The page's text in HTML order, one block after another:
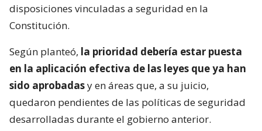
disposiciones vinculadas a seguridad en la
Constitución.
Según planteó, la prioridad debería estar puesta
en la aplicación efectiva de las leyes que ya han
sido aprobadasy en áreas que, a su juicio,
quedaron pendientes de las políticas de seguridad
desarrolladas durante el gobierno anterior.